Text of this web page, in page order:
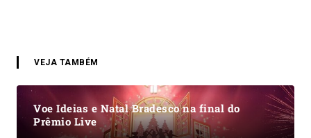
VEJA TAMBÉM
Voe Ideias e Natal Bradesco na final do
Prêmio Live